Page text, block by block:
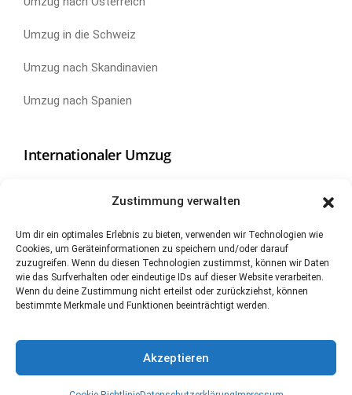
Zustimmung verwalten
Um dir ein optimales Erlebnis zu bieten, verwenden wir Technologien wie
Cookies, um Geräteinformationen zu speichern und/oder darauf
zuzugreifen. Wenn du diesen Technologien zustimmst, können wir Daten
wie das Surfverhalten oder eindeutige IDs auf dieser Website verarbeiten.
Wenn du deine Zustimmung nicht erteilst oder zurückziehst, können
bestimmte Merkmale und Funktionen beeinträchtigt werden.
Akzeptieren
Umzug in die Schweiz
Umzug nach Skandinavien
Umzug nach Spanien
Internationaler Umzug
Umzug nach Neuseeland
Umzug nach Südamerika
Umzug nach VAE / Dubai